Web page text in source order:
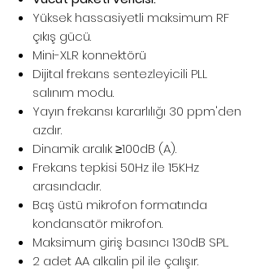
Yüksek hassasiyetli maksimum RF
çıkış gücü.
Mini-XLR konnektörü
Dijital frekans sentezleyicili PLL
salınım modu.
Yayın frekansı kararlılığı 30 ppm'den
azdır.
Dinamik aralık ≥100dB (A).
Frekans tepkisi 50Hz ile 15KHz
arasındadır.
Baş üstü mikrofon formatında
kondansatör mikrofon.
Maksimum giriş basıncı 130dB SPL.
2 adet AA alkalin pil ile çalışır.